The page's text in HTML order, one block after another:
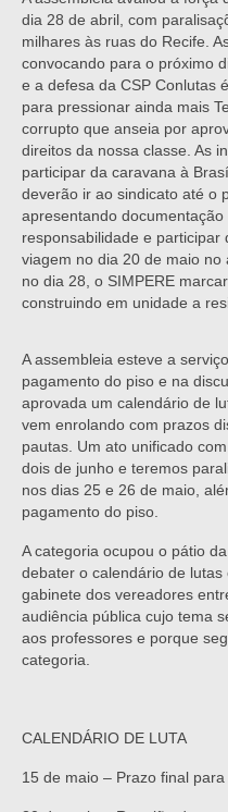
dia 28 de abril, com
milhares às ruas do Recife.
convocando para o próximo
e a defesa da CSP Conlutas
para pressionar ainda mais
corrupto que anseia por
direitos da nossa classe. As
participar da caravana à
deverão ir ao sindicato até o
apresentando
responsabilidade e
viagem no dia 20 de maio no
no dia 28, o SIMPERE
construindo em unidade a
A assembleia esteve a
pagamento do piso e na
aprovada um calendário de
vem enrolando com prazos
pautas. Um ato unificado
dois de junho e teremos
nos dias 25 e 26 de maio,
pagamento do piso.
A categoria ocupou o pátio
debater o calendário de
gabinete dos vereadores
audiência pública cujo tema
aos professores e porque
categoria.
CALENDÁRIO DE LUTA
15 de maio – Prazo final